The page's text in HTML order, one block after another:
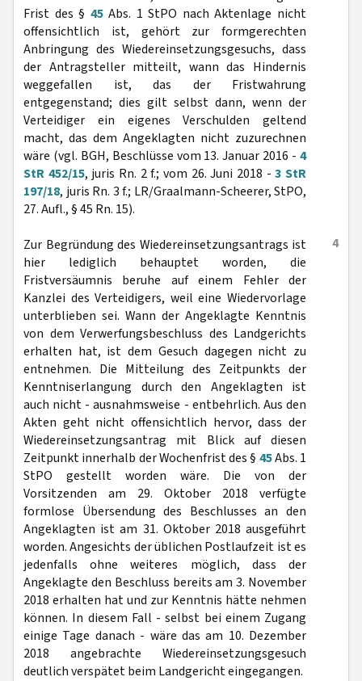
Frist des § 45Abs. 1 StPO nach Aktenlage nicht
offensichtlich ist, gehört zur formgerechten
Anbringung des Wiedereinsetzungsgesuchs, dass
der Antragsteller mitteilt, wann das Hindernis
weggefallen ist, das der Fristwahrung
entgegenstand; dies gilt selbst dann, wenn der
Verteidiger ein eigenes Verschulden geltend
macht, das dem Angeklagten nicht zuzurechnen
wäre (vgl. BGH, Beschlüsse vom 13. Januar 2016 - 4
StR 452/15, juris Rn. 2 f.; vom 26. Juni 2018 -3 StR
197/18, juris Rn. 3 f.; LR/Graalmann-Scheerer, StPO,
27. Aufl., § 45 Rn. 15).
4
Zur Begründung des Wiedereinsetzungsantrags ist
hier lediglich behauptet worden, die
Fristversäumnis beruhe auf einem Fehler der
Kanzlei des Verteidigers, weil eine Wiedervorlage
unterblieben sei. Wann der Angeklagte Kenntnis
von dem Verwerfungsbeschluss des Landgerichts
erhalten hat, ist dem Gesuch dagegen nicht zu
entnehmen. Die Mitteilung des Zeitpunkts der
Kenntniserlangung durch den Angeklagten ist
auch nicht - ausnahmsweise - entbehrlich. Aus den
Akten geht nicht offensichtlich hervor, dass der
Wiedereinsetzungsantrag mit Blick auf diesen
Zeitpunkt innerhalb der Wochenfrist des § 45Abs. 1
StPO gestellt worden wäre. Die von der
Vorsitzenden am 29. Oktober 2018 verfügte
formlose Übersendung des Beschlusses an den
Angeklagten ist am 31. Oktober 2018 ausgeführt
worden. Angesichts der üblichen Postlaufzeit ist es
jedenfalls ohne weiteres möglich, dass der
Angeklagte den Beschluss bereits am 3. November
2018 erhalten hat und zur Kenntnis hätte nehmen
können. In diesem Fall - selbst bei einem Zugang
einige Tage danach - wäre das am 10. Dezember
2018 angebrachte Wiedereinsetzungsgesuch
deutlich verspätet beim Landgericht eingegangen.